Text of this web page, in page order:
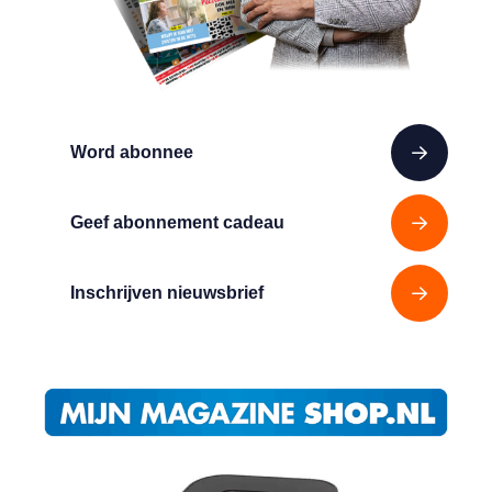
Word abonnee
Geef abonnement cadeau
Inschrijven nieuwsbrief